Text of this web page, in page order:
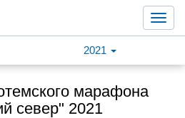
2021
марафона
север" 2021